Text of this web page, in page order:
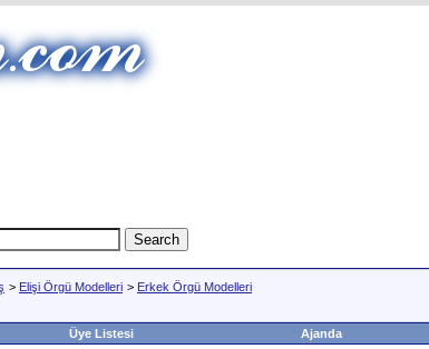
> Elişi Örgü Modelleri > Erkek Örgü Modelleri
Üye Listesi Ajanda